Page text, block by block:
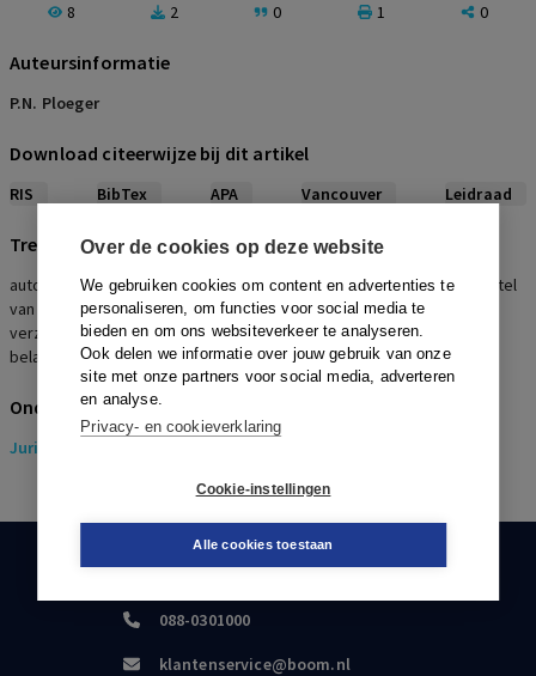
Over de cookies op deze website
We gebruiken cookies om content en advertenties te
personaliseren, om functies voor social media te
bieden en om ons websiteverkeer te analyseren.
Ook delen we informatie over jouw gebruik van onze
site met onze partners voor social media, adverteren
en analyse.
Privacy- en cookieverklaring
Cookie-instellingen
Alle cookies toestaan
8 2 0 1 0
Auteursinformatie
P.N. Ploeger
Download citeerwijze bij dit artikel
RIS BibTex APA Vancouver Leidraad
Trefwoorden
autoriteit financiele markten, effectenuitgevende instelling, voorstel
van wet, jaarrekening, toezicht, financieel toezicht,
verzoekschriftprocedure, memorie van toelichting, mededeling,
belanghebbende
Onderwerpen
Juridisch
KLANTENSERVICE
088-0301000
klantenservice@boom.nl